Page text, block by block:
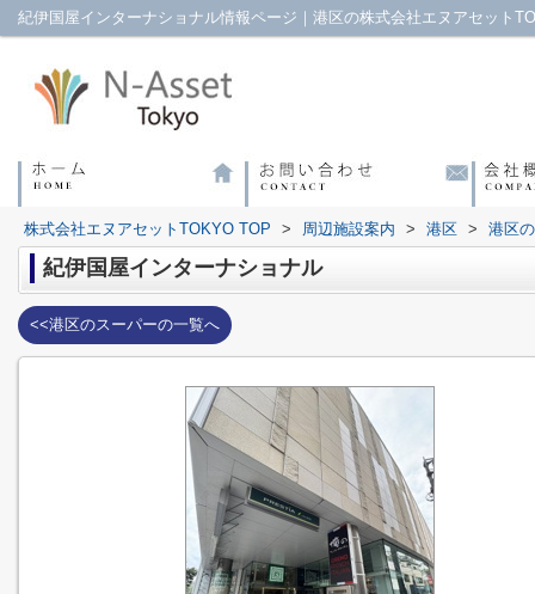
紀伊国屋インターナショナル情報ページ｜港区の株式会社エヌアセット
株式会社エヌアセットTOKYO TOP > 周辺施設案内 > 港区 > 港区
紀伊国屋インターナショナル
<<港区のスーパーの一覧へ